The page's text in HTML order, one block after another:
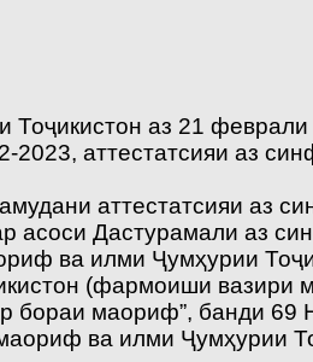
Тоҷикистон аз 21
2023, аттестатсияи аз
аттестатсияи аз
асоси Дастурамали аз
ва илми Ҷумҳурии
(фармоиши
бораи маориф”, банди
ва илми Ҷумҳурии